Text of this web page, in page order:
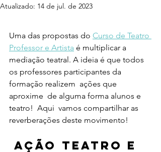
Atualizado: 14 de jul. de 2023
Uma das propostas do Curso de Teatro
Professor e Artista é multiplicar a
mediação teatral. A ideia é que todos
os professores participantes da
formação realizem  ações que
aproxime  de alguma forma alunos e
teatro!  Aqui  vamos compartilhar as
reverberações deste movimento!